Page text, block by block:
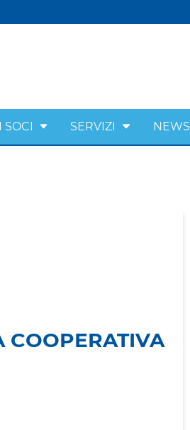
SOCI SERVIZI NEWS
COOPERATIVA